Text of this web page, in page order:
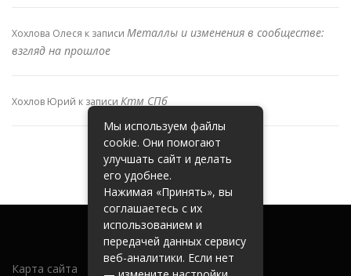
Хохлова Олеся к записи Металлы и изменения в сообществе:
взгляд на прошлое
Хохлов Юрий к записи Ктм СПб
Карта сайта
Мы используем файлы
cookie. Они помогают
улучшать сайт и делать
его удобнее.
Нажимая «Принять», вы
соглашаетесь с их
использованием и
передачей данных сервису
веб-аналитики. Если нет